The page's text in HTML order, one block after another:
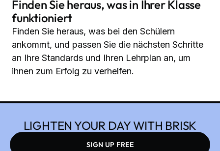
Finden Sie heraus, was in Ihrer Klasse
funktioniert
Finden Sie heraus, was bei den Schülern
ankommt, und passen Sie die nächsten Schritte
an Ihre Standards und Ihren Lehrplan an, um
ihnen zum Erfolg zu verhelfen.
LIGHTEN YOUR DAY WITH BRISK
SIGN UP FREE